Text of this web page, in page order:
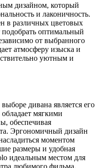
дизайном, который
и лаконичность.
в различных цветовых
подобрать оптимальный
от выбранного
атмосферу изыска и
уютным и
дивана является его
мягкими
обеспечивая
Эргономичный дизайн
моментом
размеры и удобная
идеальным местом для
любимого фильма.